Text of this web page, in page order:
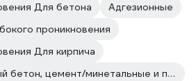
Для бетона
Адгезионные
проникновения
Для кирпича
Бетон/декоративный бетон, цемент/минетальные и полимерные декоративные штукатурки/прочие впитывающие поверхности